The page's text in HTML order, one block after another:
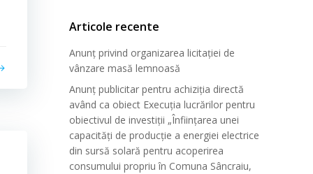
Articole recente
Anunț privind organizarea licitației de
vânzare masă lemnoasă
Anunț publicitar pentru achiziția directă
având ca obiect Execuția lucrărilor pentru
obiectivul de investiții „Înființarea unei
capacități de producție a energiei electrice
din sursă solară pentru acoperirea
consumului propriu în Comuna Sâncraiu,